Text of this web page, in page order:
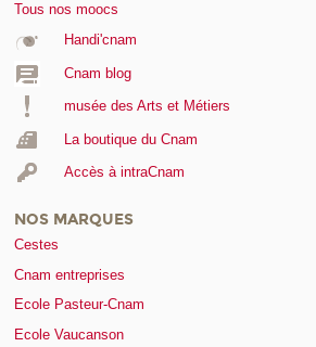
Tous nos moocs
Handi'cnam
Cnam blog
musée des Arts et Métiers
La boutique du Cnam
Accès à intraCnam
NOS MARQUES
Cestes
Cnam entreprises
Ecole Pasteur-Cnam
Ecole Vaucanson